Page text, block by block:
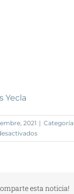
Yecla
2021 |
en
Alicante/
esta noticia!